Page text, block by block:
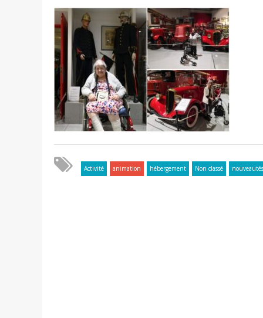
Activité animation hébergement Non classé nouveautés